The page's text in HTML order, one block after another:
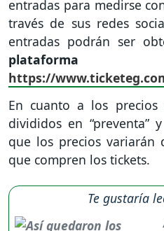
entradas para medirse
través de sus redes
entradas podrán ser
https://
En cuanto a los precios
divididos en “preventa”
que los precios
que compren los tickets.
Te gustaría